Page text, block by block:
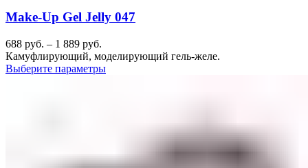
Make-Up Gel Jelly 047
688 руб. – 1 889 руб.
Камуфлирующий, моделирующий гель-желе.
Выберите параметры